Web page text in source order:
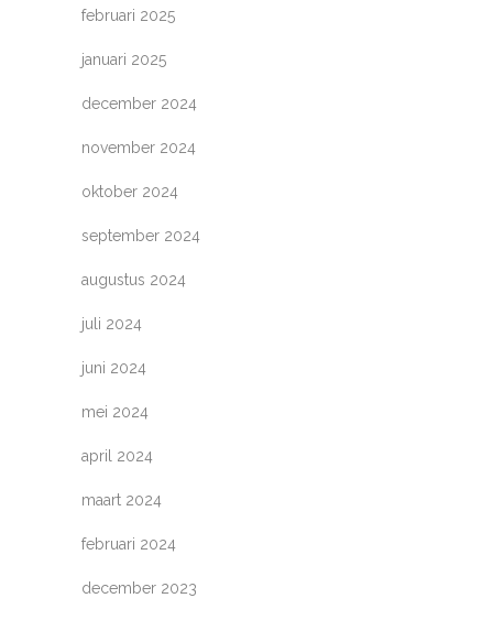
februari 2025
januari 2025
december 2024
november 2024
oktober 2024
september 2024
augustus 2024
juli 2024
juni 2024
mei 2024
april 2024
maart 2024
februari 2024
december 2023